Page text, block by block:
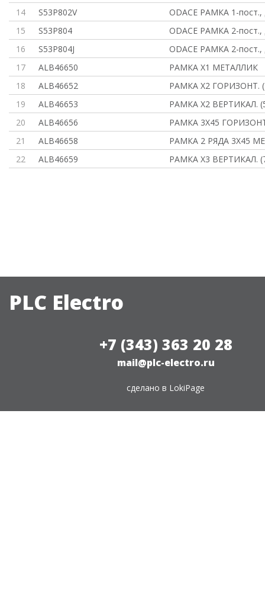
14
S53P802V
ODACE РАМКА 1-
15
S53P804
ODACE РАМКА 2-
16
S53P804J
ODACE РАМКА 2-
17
ALB46650
РАМКА Х1 МЕТАЛЛИК
18
ALB46652
РАМКА Х2 ГОРИЗОНТ.
19
ALB46653
РАМКА Х2 ВЕРТИКАЛ.
20
ALB46656
РАМКА 3Х45
21
ALB46658
РАМКА 2 РЯДА 3X45
22
ALB46659 РАМКА Х3 ВЕРТИКАЛ.
PLC Electro
+7 (343) 363 20 28
mail@plc-electro.ru
сделано в LokiPage